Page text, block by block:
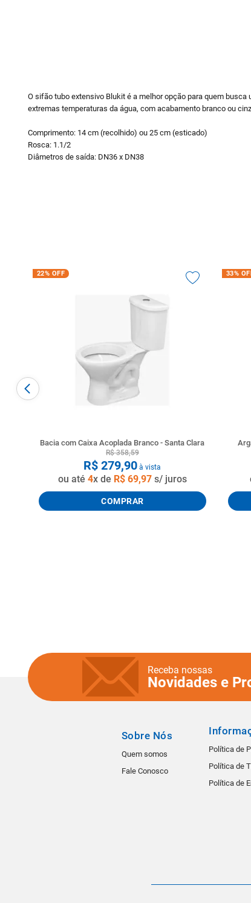
O sifão tubo extensivo Blukit é a melhor opção para quem
extremas temperaturas da água, com acabamento branco ou
Comprimento: 14 cm (recolhido) ou 25 cm (esticado)
Rosca: 1.1/2
Diâmetros de saída: DN36 x DN38
22% OFF
Bacia com Caixa Acoplada Branco - Santa Clara
R$ 358,59
R$ 279,90 à vista
ou até 4x de R$ 69,97s/ juros
COMPRAR
33%
Receba nossas
Novidades e
Sobre Nós
Quem somos
Fale Conosco
Política de
Política de
Política de